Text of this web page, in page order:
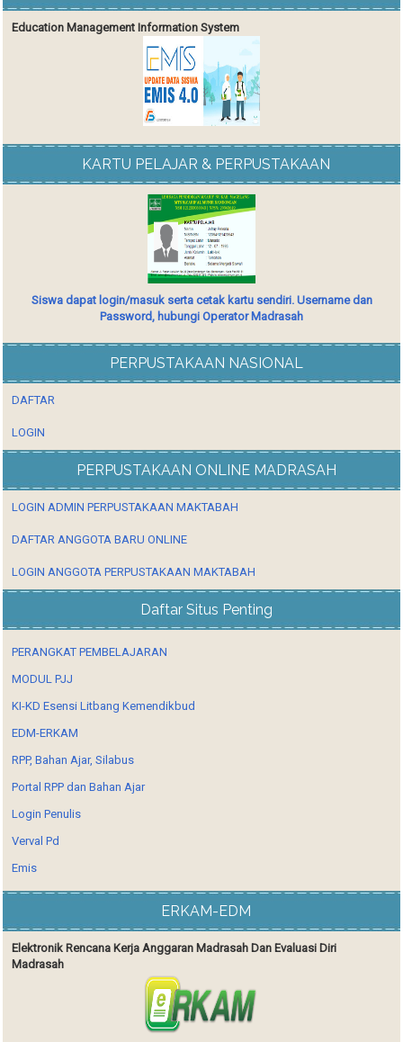
Education Management Information System
KARTU PELAJAR & PERPUSTAKAAN
Siswa dapat login/masuk serta cetak kartu sendiri. Username dan
Password, hubungi Operator Madrasah
PERPUSTAKAAN NASIONAL
DAFTAR
LOGIN
PERPUSTAKAAN ONLINE MADRASAH
LOGIN ADMIN PERPUSTAKAAN MAKTABAH
DAFTAR ANGGOTA BARU ONLINE
LOGIN ANGGOTA PERPUSTAKAAN MAKTABAH
Daftar Situs Penting
PERANGKAT PEMBELAJARAN
MODUL PJJ
KI-KD Esensi Litbang Kemendikbud
EDM-ERKAM
RPP, Bahan Ajar, Silabus
Portal RPP dan Bahan Ajar
Login Penulis
Verval Pd
Emis
ERKAM-EDM
Elektronik Rencana Kerja Anggaran Madrasah Dan Evaluasi Diri
Madrasah